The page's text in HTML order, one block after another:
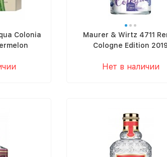
Colonia
Maurer & Wirtz 4711
Cologne Edition
Нет в наличии